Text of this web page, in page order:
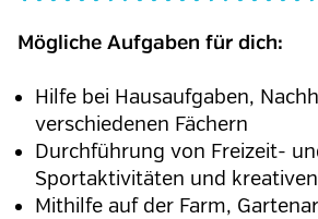
Mögliche Aufgaben für dich:
Hilfe bei Hausaufgaben,
verschiedenen Fächern
Durchführung von Freizeit-
Sportaktivitäten und
Mithilfe auf der Farm,